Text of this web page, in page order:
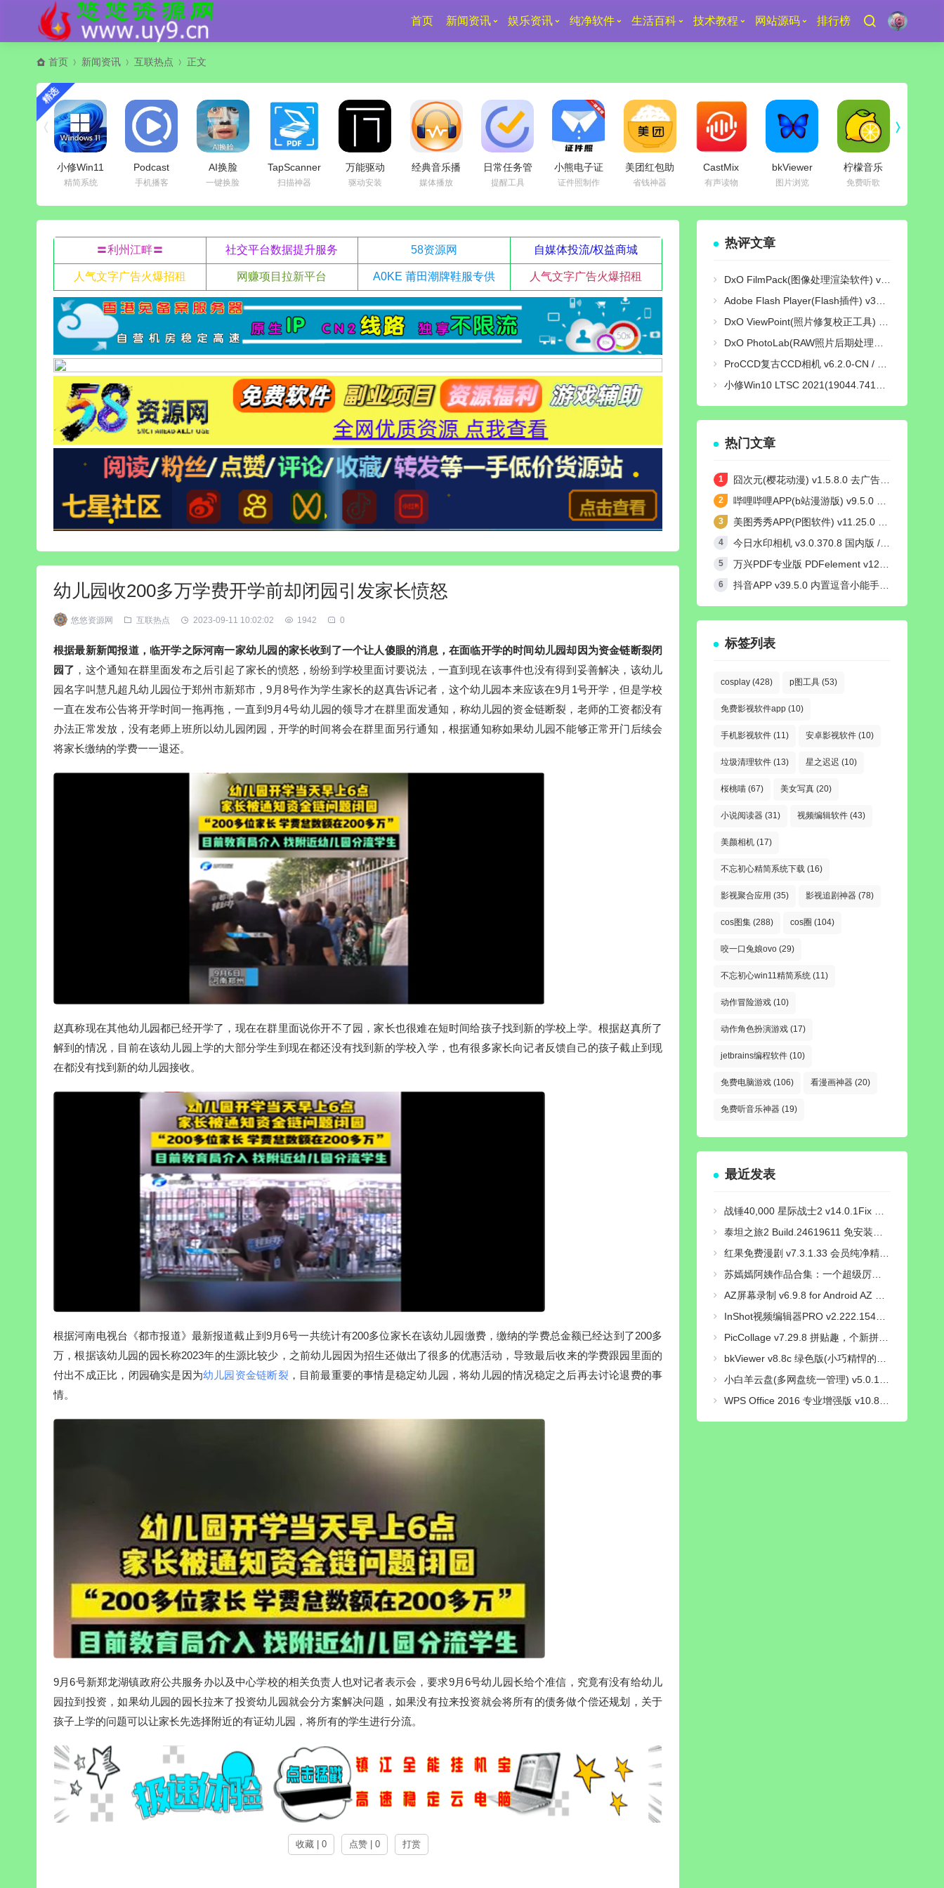
首页 新闻资讯 娱乐资讯 纯净软件 生活百科 技术教程 网站源码 排行榜
首页 新闻资讯 互联热点 正文
精选
小修Win11
v23H2(22631.4169)
精简系统
Podcast
Republic(播
v26.8.27R
高级专业版
手机播客
AI换脸
v1.0.2 解锁
持照片/视频
换脸
一键换脸
TapScanner
相机文档扫
v3.1.12 解
锁专业版
扫描神器
万能驱动
9(26v1) 万
版
(EasyDrv9)
驱动安装
经典音乐播
放器 | 千千
20260430
无广告集成
媒体播放
日常任务管
理软件 |
Premium
v8.1.0.1 中
提醒工具
小熊电子证
件照
锁会员版
证件照制作
美团红包助
手 v2.3.1 去
大额红包领
取工具
省钱神器
CastMix
Podcast &
Pro（播客
电台）
v5.10.0
build 50912
有声读物
bkViewer
v8.8c 绿色
的数码照片
浏览器)
图片浏览
柠檬音乐
v3.1.0
告精简版
免费听歌
〓利州江畔〓 社交平台数据提升服务 58资源网 自媒体投流/权益商城
人气文字广告火爆招租 网赚项目拉新平台 A0KE 莆田潮牌鞋服专供 人气文字广告火爆招租
幼儿园收200多万学费开学前却闭园引发家长愤怒
悠悠资源网 互联热点 2023-09-11 10:02:02 1942 0
根据最新新闻报道，临开学之际河南一家幼儿园的家长收到了一个让人傻眼的消息，在面临开学的时间幼儿园却因为资金链断裂闭
园了 ，这个通知在群里面发布之后引起了家长的愤怒，纷纷到学校里面讨要说法，一直到现在该事件也没有得到妥善解决，该幼儿
园名字叫慧凡超凡幼儿园位于郑州市新郑市，9月8号作为学生家长的赵真告诉记者，这个幼儿园本来应该在9月1号开学，但是学校
一直在发布公告将开学时间一拖再拖，一直到9月4号幼儿园的领导才在群里面发通知，称幼儿园的资金链断裂，老师的工资都没有
办法正常发放，没有老师上班所以幼儿园闭园，开学的时间将会在群里面另行通知，根据通知称如果幼儿园不能够正常开门后续会
将家长缴纳的学费一一退还。
赵真称现在其他幼儿园都已经开学了，现在在群里面说你开不了园，家长也很难在短时间给孩子找到新的学校上学。根据赵真所了
解到的情况，目前在该幼儿园上学的大部分学生到现在都还没有找到新的学校入学，也有很多家长向记者反馈自己的孩子截止到现
在都没有找到新的幼儿园接收。
根据河南电视台《都市报道》最新报道截止到9月6号一共统计有200多位家长在该幼儿园缴费，缴纳的学费总金额已经达到了200多
万，根据该幼儿园的园长称2023年的生源比较少，之前幼儿园因为招生还做出了很多的优惠活动，导致最后收来的学费跟园里面的
付出不成正比，闭园确实是因为幼儿园资金链断裂 ，目前最重要的事情是稳定幼儿园，将幼儿园的情况稳定之后再去讨论退费的事
情。
9月6号新郑龙湖镇政府公共服务办以及中心学校的相关负责人也对记者表示会，要求9月6号幼儿园长给个准信，究竟有没有给幼儿
园拉到投资，如果幼儿园的园长拉来了投资幼儿园就会分方案解决问题，如果没有拉来投资就会将所有的债务做个偿还规划，关于
孩子上学的问题可以让家长先选择附近的有证幼儿园，将所有的学生进行分流。
收藏 | 0 点赞 | 0 打赏
热评文章
DxO FilmPack(图像处理渲染软件) v7.25.0 Build 29 中文绿色激活版
Adobe Flash Player(Flash插件) v34.0.0.380 纯净版
DxO ViewPoint(照片修复校正工具) v5.15.0 Build 31 中文绿色便携版
DxO PhotoLab(RAW照片后期处理软件) v9.10 Build 736 中文激活版
ProCCD复古CCD相机 v6.2.0-CN / v3.9.1-GP 解锁终身pro会员版
小修Win10 LTSC 2021(19044.7417) [轻度精简版/极限精简版]
热门文章
囧次元(樱花动漫) v1.5.8.0 去广告纯净版
哔哩哔哩APP(b站漫游版) v9.5.0 哔哩漫游去广告解除版权受限
美图秀秀APP(P图软件) v11.25.0 去广告永久VIP解锁版
今日水印相机 v3.0.370.8 国内版 / v4.2.3 国际版 Timemark高级VIP会员解锁版
万兴PDF专业版 PDFelement v12.1.24 中文绿色完整版
抖音APP v39.5.0 内置逗音小能手模块去广告无水印纯净版
标签列表
cosplay (428) p图工具 (53)
免费影视软件app (10)
手机影视软件 (11) 安卓影视软件 (10)
垃圾清理软件 (13) 星之迟迟 (10)
桜桃喵 (67) 美女写真 (20)
小说阅读器 (31) 视频编辑软件 (43)
美颜相机 (17)
不忘初心精简系统下载 (16)
影视聚合应用 (35) 影视追剧神器 (78)
cos图集 (288) cos圈 (104)
咬一口兔娘ovo (29)
不忘初心win11精简系统 (11)
动作冒险游戏 (10)
动作角色扮演游戏 (17)
jetbrains编程软件 (10)
免费电脑游戏 (106) 看漫画神器 (20)
免费听音乐神器 (19)
最近发表
战锤40,000 星际战士2 v14.0.1Fix 免安装豪华中文国语绿色版|对峙-破天狂袭+预购特典+全新季票+全DCL+修改器|解压即撸
泰坦之旅2 Build.24619611 免安装绿色中文豪华版|新功能:精神专精与打造系统+预购特典+全DLC+修改器-支持手柄|解压即撸
红果免费漫剧 v7.3.1.33 会员纯净精简版
苏嫣嫣阿姨作品合集：一个超级厉害的COS小姐姐！
AZ屏幕录制 v6.9.8 for Android AZ Screen Recorder 汉化免root解锁高级版
InShot视频编辑器PRO v2.222.1548 解锁专业版
PicCollage v7.29.8 拼贴趣，个新拼图照片编辑，解锁VIP会员版
bkViewer v8.8c 绿色版(小巧精悍的数码照片浏览器)
小白羊云盘(多网盘统一管理) v5.0.15 绿色便携版
WPS Office 2016 专业增强版 v10.8.2.7164 永久激活版